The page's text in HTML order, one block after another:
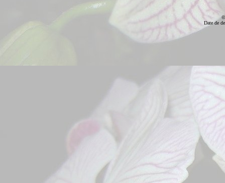
©
Date de